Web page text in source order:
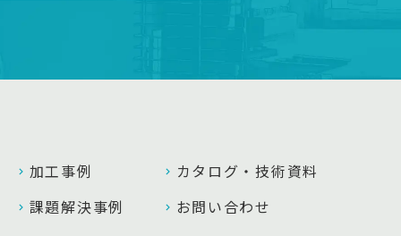
加工事例
課題解決事例
カタログ・技術資料
お問い合わせ